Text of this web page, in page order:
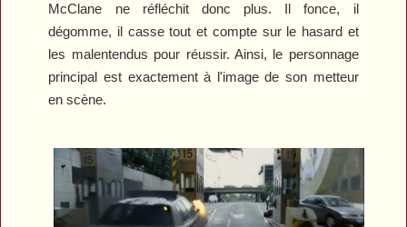
McClane ne réfléchit donc plus. Il fonce, il
dégomme, il casse tout et compte sur le hasard et
les malentendus pour réussir. Ainsi, le personnage
principal est exactement à l'image de son metteur
en scène.